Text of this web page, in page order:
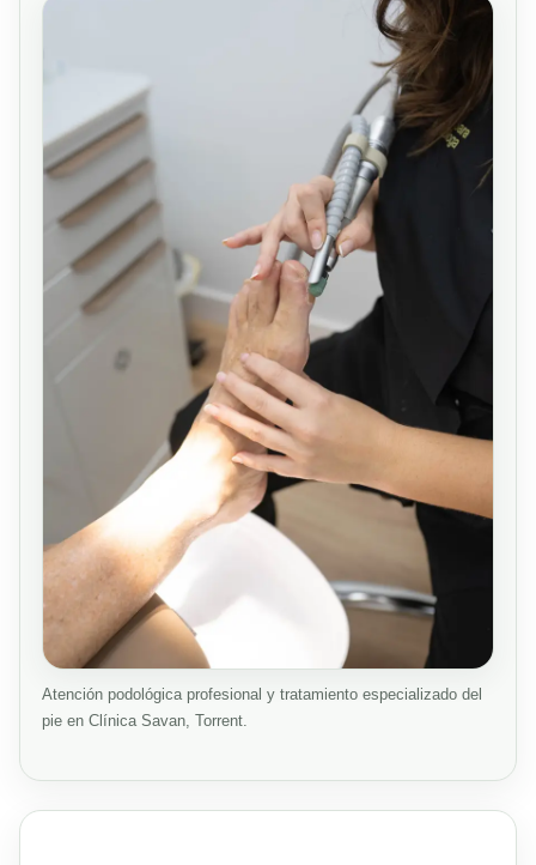
Atención podológica profesional y tratamiento especializado del
pie en Clínica Savan, Torrent.